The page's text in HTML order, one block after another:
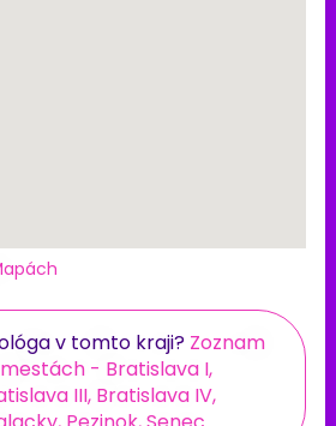
v tomto kraji? Zoznam
- Bratislava I,
III, Bratislava IV,